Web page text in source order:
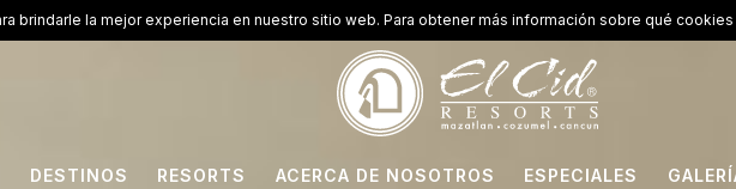
brindarle la mejor experiencia en nuestro sitio web. Para obtener más información sobre qué
DESTINOS RESORTS ACERCA DE NOSOTROS ESPECIALES